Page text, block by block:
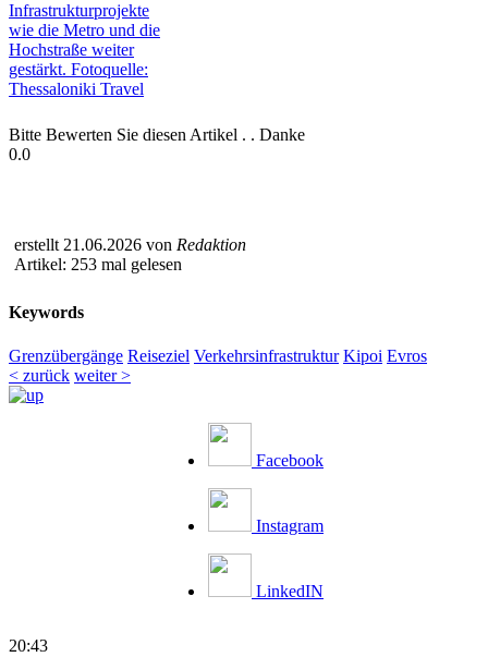
Bitte Bewerten Sie diesen Artikel . . Danke
0.0
erstellt 21.06.2026 von Redaktion
Artikel: 253 mal gelesen
Keywords
Grenzübergänge Reiseziel Verkehrsinfrastruktur Kipoi Evros
< zurück weiter >
Facebook
Instagram
LinkedIN
20:43